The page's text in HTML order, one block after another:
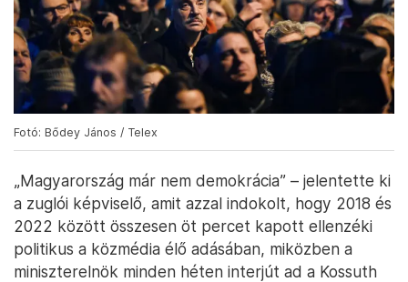
Fotó: Bődey János / Telex
„Magyarország már nem demokrácia” – jelentette ki
a zuglói képviselő, amit azzal indokolt, hogy 2018 és
2022 között összesen öt percet kapott ellenzéki
politikus a közmédia élő adásában, miközben a
miniszterelnök minden héten interjút ad a Kossuth